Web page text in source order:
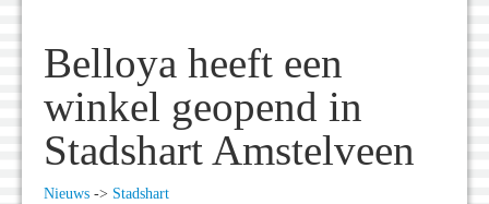
Belloya heeft een
winkel geopend in
Stadshart Amstelveen
Nieuws -> Stadshart